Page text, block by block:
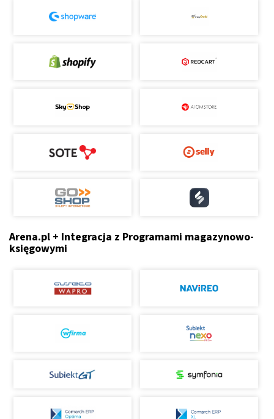
Arena.pl + Integracja z Programami magazynowo-
księgowymi